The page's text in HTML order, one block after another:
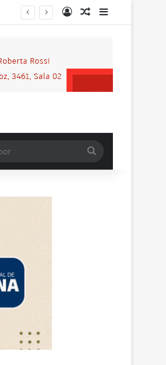
EntrarArtigo aleatório
por